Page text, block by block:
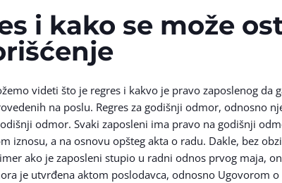
i kako se može
videti što je regres i kakvo je pravo zaposlenog da
na poslu. Regres za godišnji odmor, odnosno
odmor. Svaki zaposleni ima pravo na godišnji
iznosu, a na osnovu opšteg akta o radu. Dakle, bez
ako je zaposleni stupio u radni odnos prvog maja,
je utvrđena aktom poslodavca, odnosno Ugovorom